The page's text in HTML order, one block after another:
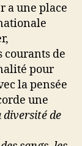
a une place
courants de
pour
la pensée
une
diversité de